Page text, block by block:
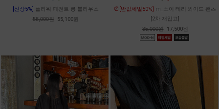
[신상5%] 플라워 페전트 롱 블라우스
58,000원 55,100원
⏰[반값세일50%] m_소이 테리 와이드 팬츠
[2차 재입고]
35,000원 17,500원